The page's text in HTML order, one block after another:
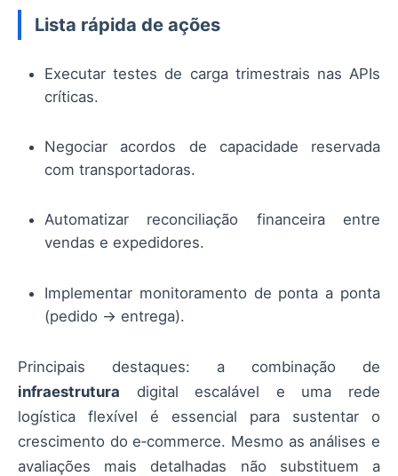
Lista rápida de ações
Executar testes de carga trimestrais nas APIs
críticas.
Negociar acordos de capacidade reservada
com transportadoras.
Automatizar reconciliação financeira entre
vendas e expedidores.
Implementar monitoramento de ponta a ponta
(pedido → entrega).
Principais destaques: a combinação de
infraestrutura digital escalável e uma rede
logística flexível é essencial para sustentar o
crescimento do e‑commerce. Mesmo as análises e
avaliações mais detalhadas não substituem a